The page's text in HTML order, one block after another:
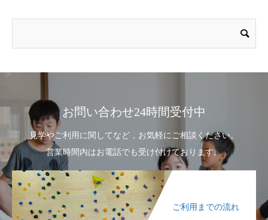
お問い合わせ24時間受付中
見学やご利用に関してなど，お気軽にご相談ください。
営業時間内はお電話でも受け付けております。
ご利用までの流れ